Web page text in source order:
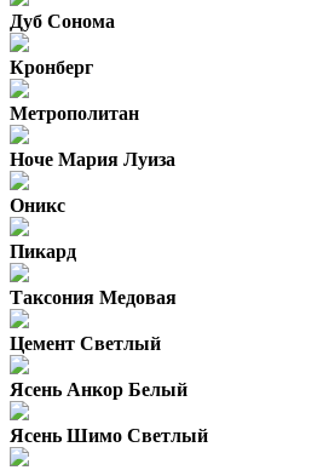
Дуб Сонома
Кронберг
Метрополитан
Ноче Мария Луиза
Оникс
Пикард
Таксония Медовая
Цемент Светлый
Ясень Анкор Белый
Ясень Шимо Светлый